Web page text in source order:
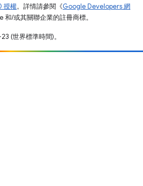
授權。詳情請參閱《Google Developers 網
/或其關聯企業的註冊商標。
(世界標準時間)。